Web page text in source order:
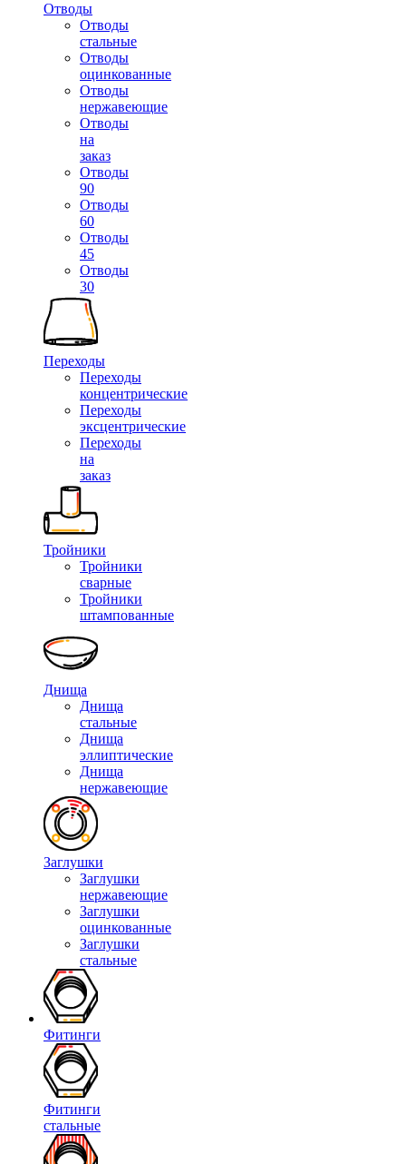
Отводы
Отводы
стальные
Отводы
оцинкованные
Отводы
нержавеющие
Отводы
на
заказ
Отводы
90
Отводы
60
Отводы
45
Отводы
30
Переходы
Переходы
концентрические
Переходы
эксцентрические
Переходы
на
заказ
Тройники
Тройники
сварные
Тройники
штампованные
Днища
Днища
стальные
Днища
эллиптические
Днища
нержавеющие
Заглушки
Заглушки
нержавеющие
Заглушки
оцинкованные
Заглушки
стальные
Фитинги
Фитинги
стальные